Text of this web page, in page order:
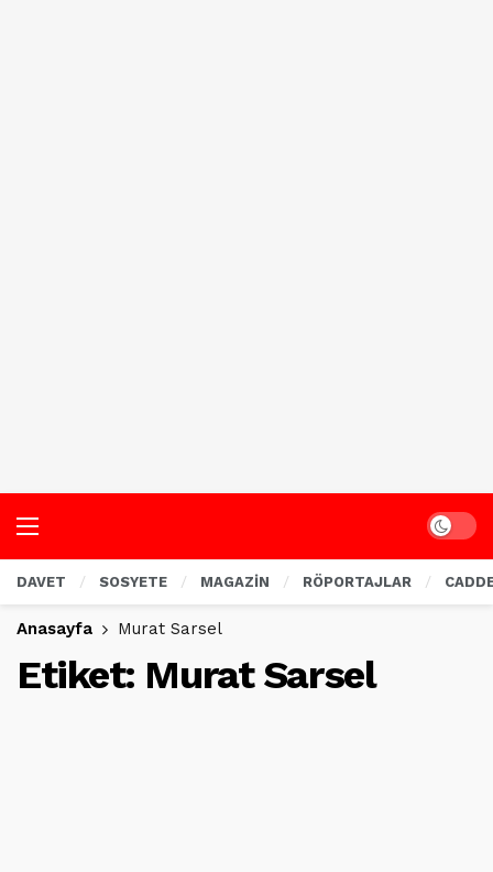
Dark
DAVET SOSYETE MAGAZİN RÖPORTAJLAR
Anasayfa Murat Sarsel
Etiket: Murat Sarsel